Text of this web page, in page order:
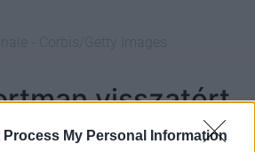
Process My Personal Information
visszatért
mint valaha